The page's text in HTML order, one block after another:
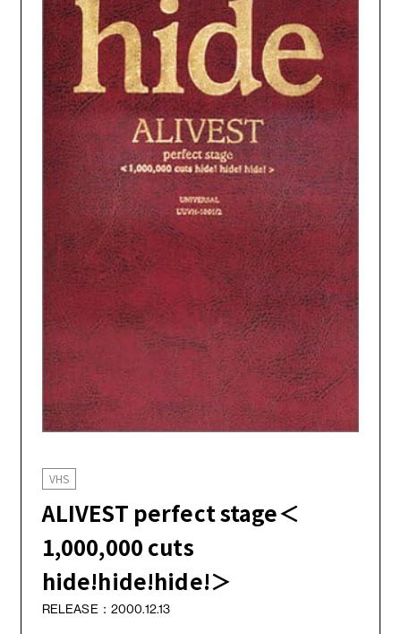
MUSIC VIDEO
GOODS
FANCLUB MENU
JOIN LOGIN
FC NEWS
OTHER TAKES
FC MOVIE
STAFF BLOG
VHS
ALIVEST perfect stage＜
1,000,000 cuts
hide!hide!hide!＞
RELEASE：2000.12.13